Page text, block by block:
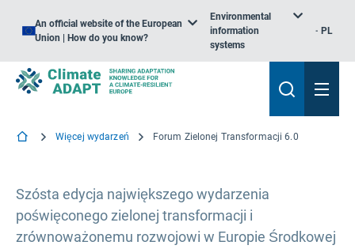
An official website of the European
Union | How do you know?
Environmental
information
systems
PL
Więcej wydarzeń Forum Zielonej Transformacji 6.0
Szósta edycja największego wydarzenia
poświęconego zielonej transformacji i
zrównoważonemu rozwojowi w Europie Środkowej